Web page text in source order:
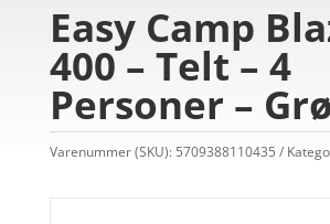
Easy Camp
400 – Telt – 4
Personer –
Varenummer (SKU): 5709388110435